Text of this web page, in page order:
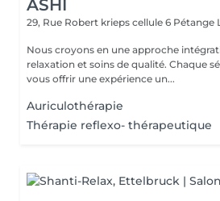
ASHI
29, Rue Robert krieps cellule 6 Pétange
Nous croyons en une approche
relaxation et soins de qualité. Chaque
vous offrir une expérience un...
Auriculothérapie
Thérapie reflexo- thérapeutique